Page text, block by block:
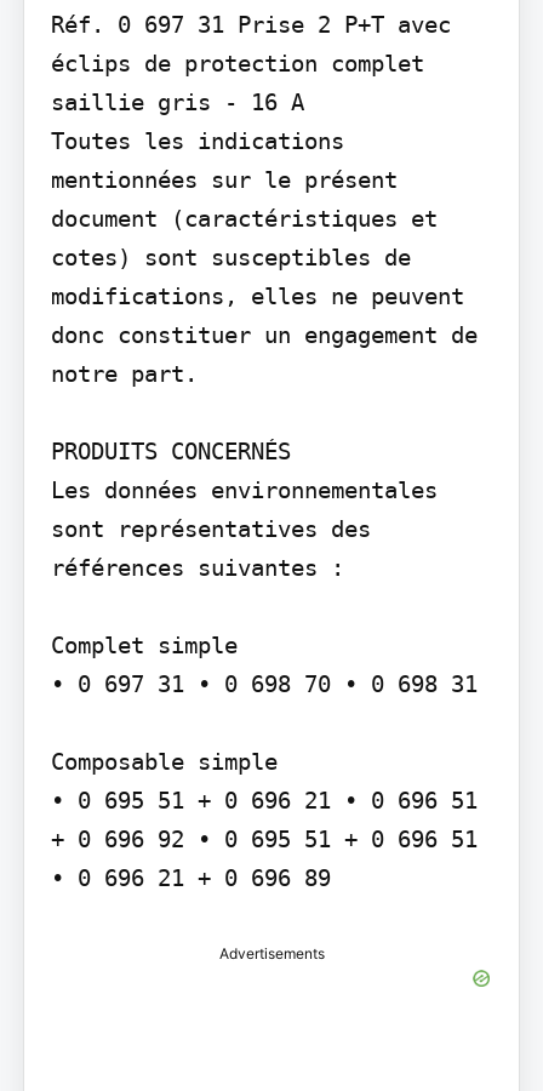
Réf. 0 697 31 Prise 2 P+T avec
éclips de protection complet
saillie gris - 16 A
Toutes les indications
mentionnées sur le présent
document (caractéristiques et
cotes) sont susceptibles de
modifications, elles ne peuvent
donc constituer un engagement de
notre part.
PRODUITS CONCERNÉS
Les données environnementales
sont représentatives des
références suivantes :
Complet simple
• 0 697 31 • 0 698 70 • 0 698 31
Composable simple
• 0 695 51 + 0 696 21 • 0 696 51
+ 0 696 92 • 0 695 51 + 0 696 51
• 0 696 21 + 0 696 89
Advertisements